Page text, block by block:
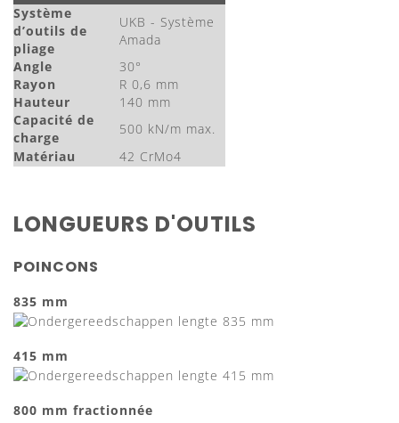
Système
d’outils de
pliage
UKB - Système
Amada
Angle
30°
Rayon
R 0,6 mm
Hauteur
140 mm
Capacité de
charge
500 kN/m max.
Matériau
42 CrMo4
LONGUEURS D'OUTILS
POINCONS
835 mm
415 mm
800 mm fractionnée